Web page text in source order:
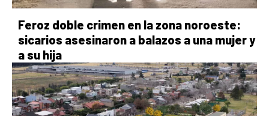
Feroz doble crimen en la zona noroeste:
sicarios asesinaron a balazos a una mujer y
a su hija